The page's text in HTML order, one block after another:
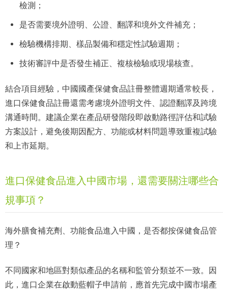
檢測；
是否需要境外證明、公證、翻譯和境外文件補充；
檢驗機構排期、樣品製備和穩定性試驗週期；
技術審評中是否發生補正、複核檢驗或現場核查。
結合項目經驗，中國國產保健食品註冊整體週期通常較長，
進口保健食品註冊還需考慮境外證明文件、認證翻譯及跨境
溝通時間。建議企業在產品研發階段即啟動路徑評估和試驗
方案設計，避免後期因配方、功能或材料問題導致重複試驗
和上市延期。
進口保健食品進入中國市場，還需要關注哪些合
規事項？
海外膳食補充劑、功能食品進入中國，是否都按保健食品管
理？
不同國家和地區對類似產品的名稱和監管分類並不一致。因
此，進口企業在啟動藍帽子申請前，應首先完成中國市場產